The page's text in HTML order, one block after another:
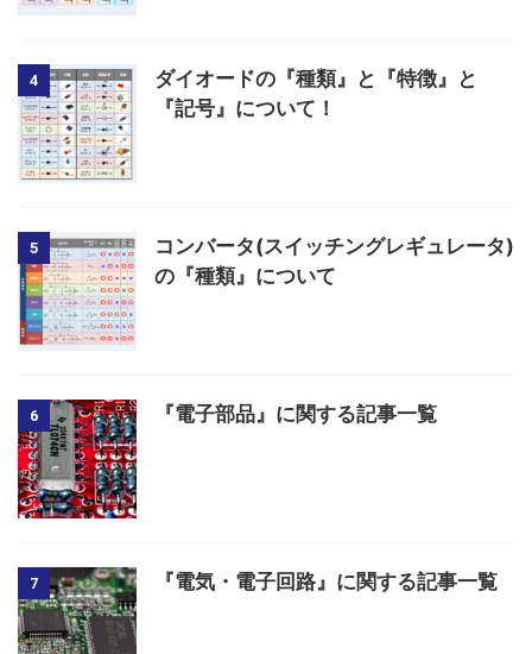
4
ダイオードの『種類』と『特徴』と
『記号』について！
5
コンバータ(スイッチングレギュレータ)
の『種類』について
6 『電子部品』に関する記事一覧
7 『電気・電子回路』に関する記事一覧